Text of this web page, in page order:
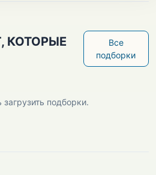
КОТОРЫЕ
Все
подборки
загрузить подборки.